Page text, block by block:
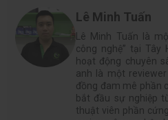
Lê Minh Tuấn
Lê Minh Tuấn là
công nghệ” tại Tây
hoạt động chuyên
anh là một
đồng đam mê phần
bắt đầu sự nghiệp
thuật viên phần